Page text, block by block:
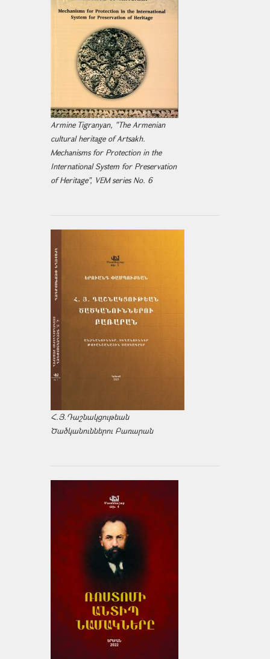
Armine Tigranyan, "The Armenian
cultural heritage of Artsakh.
Mechanisms for Protection in the
International System for Preservation
of Heritage", VEM series No. 6
Հ.Յ.Դաշնակցութեան
Ծածկանուններու Բառարան